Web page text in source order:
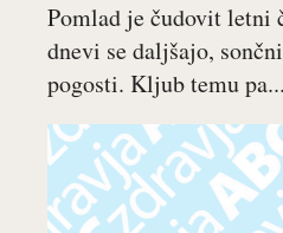
Pomlad je čudovit letni
dnevi se daljšajo,
pogosti. Kljub temu pa...